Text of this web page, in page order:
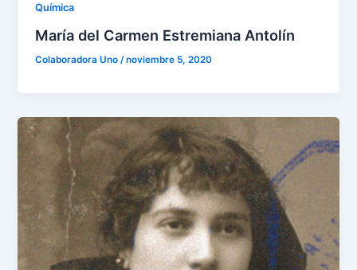
Química
María del Carmen Estremiana Antolín
Colaboradora Uno /noviembre 5, 2020